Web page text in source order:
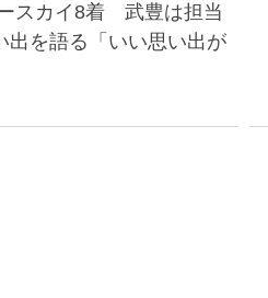
スカイ8着 武豊は担当
出を語る「いい思い出が